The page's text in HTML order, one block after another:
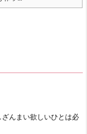
ざんまい欲しいひとは必